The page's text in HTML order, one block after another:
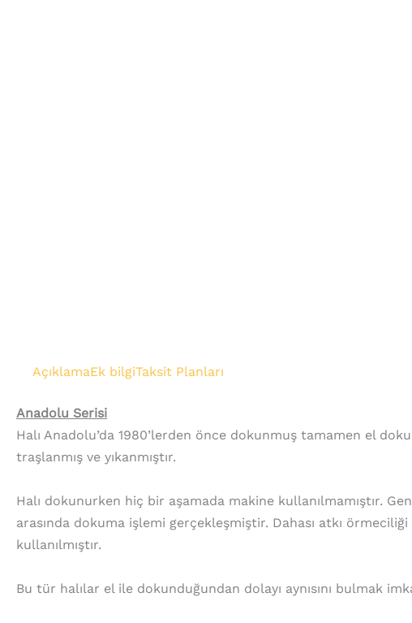
AçıklamaEk bilgiTaksit Planları
Anadolu Serisi
Halı Anadolu’da 1980’lerden önce dokunmuş tamamen el
traşlanmış ve yıkanmıştır.
Halı dokunurken hiç bir aşamada makine kullanılmamıştır.
arasında dokuma işlemi gerçekleşmiştir. Dahası atkı
kullanılmıştır.
Bu tür halılar el ile dokunduğundan dolayı aynısını bulmak